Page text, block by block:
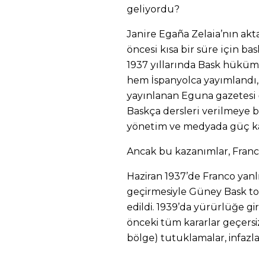
geliyordu?
Janire Egaña Zelaia’nın
öncesi kısa bir süre için
1937 yıllarında Bask
hem İspanyolca
yayınlanan Eguna gazetesi
Baskça dersleri verilmeye
yönetim ve medyada güç
Ancak bu kazanımlar,
Haziran 1937’de Franco
geçirmesiyle Güney Bask
edildi. 1939’da yürürlüğe
önceki tüm kararlar
bölge) tutuklamalar,